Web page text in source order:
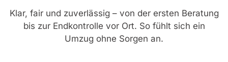
Klar, fair und zuverlässig – von der ersten Beratung
bis zur Endkontrolle vor Ort. So fühlt sich ein
Umzug ohne Sorgen an.